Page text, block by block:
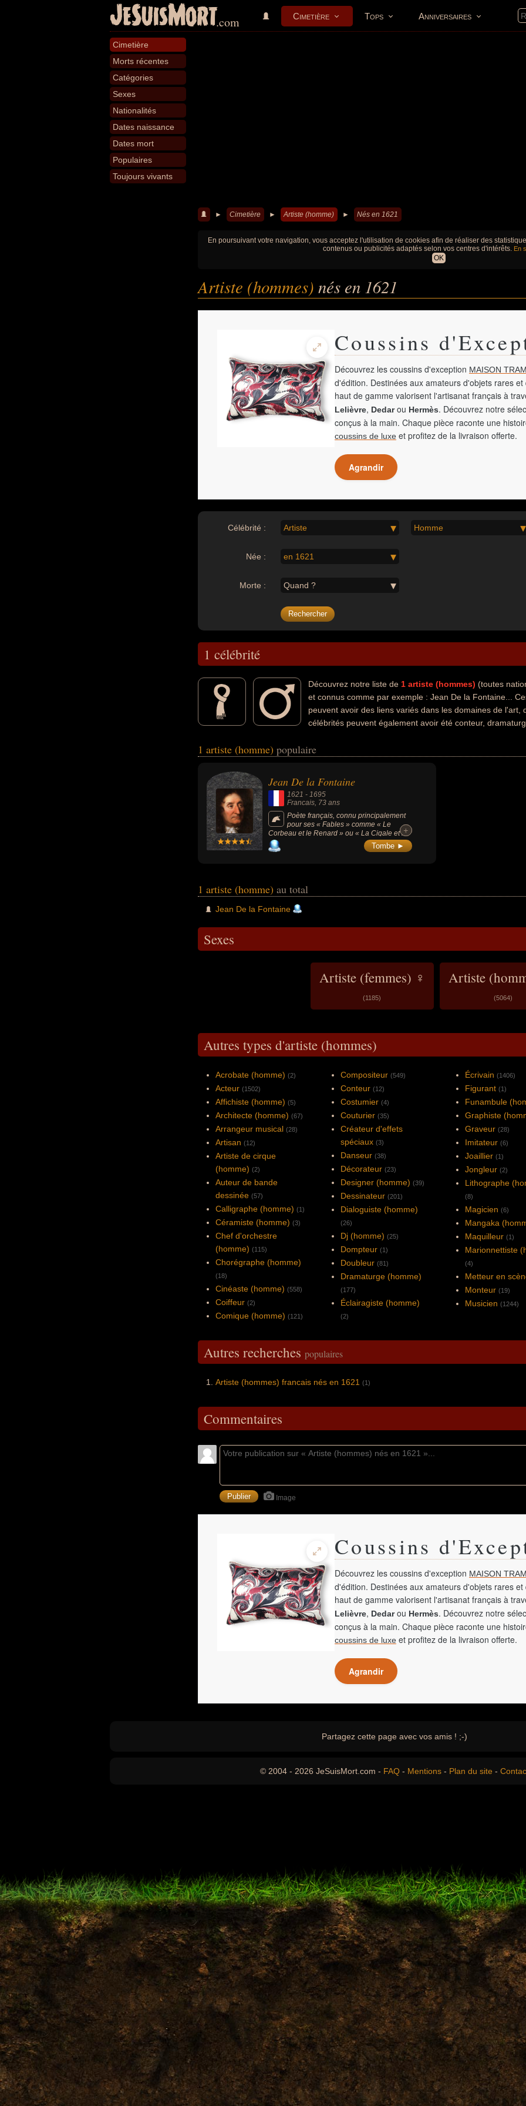
JeSuisMort.com Cimetière Tops Anniversaires
Cimetière
Morts récentes
Catégories
Sexes
Nationalités
Dates naissance
Dates mort
Populaires
Toujours vivants
► Cimetière ► Artiste (homme) ► Nés en 1621
En poursuivant votre navigation, vous acceptez l'utilisation de cookies afin de réaliser des
contenus ou publicités adaptés selon vos centres d'intérêts. En
OK
Artiste (hommes) nés en 1621
Coussins
Découvrez les coussins d'exception MAISON
d'édition. Destinées aux amateurs d'objets rares
haut de gamme valorisent l'artisanat français à
Lelièvre, Dedarou Hermès. Découvrez notre
conçus à la main. Chaque pièce raconte une
coussins de luxe et profitez de la livraison offerte.
Agrandir
Célébrité : Artiste Homme
Née : en 1621
Morte : Quand ?
1 célébrité
Découvrez notre liste de 1 artiste (hommes) (toutes
et connus comme par exemple : Jean De la Fontaine...
peuvent avoir des liens variés dans les domaines de l'art,
célébrités peuvent également avoir été conteur,
1 artiste (homme) populaire
Jean De la Fontaine
1621 - 1695
Francais, 73 ans
Poète français, connu principalement
pour ses « Fables » comme « Le
Corbeau et le Renard » ou « La Cigale et la
Fourmi ». Le brillant maniement des vers et
la visée morale des textes, parfois plus
sont toujours considérées comme un des
plus grands chefs-d’oeuvre de la littérature
française.
+
+
Tombe ►
1 artiste (homme) au total
Jean De la Fontaine
Sexes
Artiste (femmes) ♀
(1185)
Artiste
(5064)
Autres types d'artiste (hommes)
Acrobate (homme) (2)
Acteur (1502)
Affichiste (homme) (5)
Architecte (homme) (67)
Arrangeur musical (28)
Artisan (12)
Artiste de cirque
(homme) (2)
Auteur de bande
dessinée (57)
Calligraphe (homme) (1)
Céramiste (homme) (3)
Chef d'orchestre
(homme) (115)
Chorégraphe (homme)
(18)
Cinéaste (homme) (558)
Coiffeur (2)
Comique (homme) (121)
Compositeur (549)
Conteur (12)
Costumier (4)
Couturier (35)
Créateur d'effets
spéciaux (3)
Danseur (38)
Décorateur (23)
Designer (homme) (39)
Dessinateur (201)
Dialoguiste (homme)
(26)
Dj (homme) (25)
Dompteur (1)
Doubleur (81)
Dramaturge (homme)
(177)
Éclairagiste (homme)
(2)
Écrivain (1406)
Figurant (1)
Funambule
Graphiste
Graveur (28)
Imitateur (6)
Joaillier (1)
Jongleur (2)
Lithographe
(8)
Magicien (6)
Mangaka
Maquilleur (1)
Marionnettiste
(4)
Metteur en
Monteur (19)
Musicien (1244)
Autres recherches populaires
Artiste (hommes) francais nés en 1621 (1)
Commentaires
Image
Coussins
Découvrez les coussins d'exception MAISON
d'édition. Destinées aux amateurs d'objets rares
haut de gamme valorisent l'artisanat français à
Lelièvre, Dedarou Hermès. Découvrez notre
conçus à la main. Chaque pièce raconte une
coussins de luxe et profitez de la livraison offerte.
Agrandir
Partagez cette page avec vos amis ! ;-)
© 2004 - 2026 JeSuisMort.com - FAQ - Mentions - Plan du site -